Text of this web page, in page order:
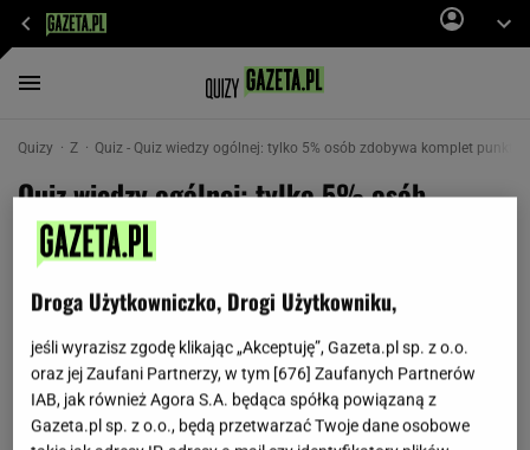
Quizy Z Quiz - Quiz wiedzy ogólnej: tylko 5% osób zdobywa komplet
Quiz wiedzy ogólnej: tylko 5% osób
zdobywa komplet punktów! Podejmiesz
wyzwanie?
Z pozoru proste pytania potrafią zaskoczyć nawet
mistrzów quizów. Geografia, historia, kultura:
sprawdź się i zobacz, czy potrafisz zdobyć komplet
punktów. My trzymamy kciuki za wysoki rezultat!
Droga Użytkowniczko, Drogi Użytkowniku,
jeśli wyrazisz zgodę klikając „Akceptuję”, Gazeta.pl sp. z o.o.
oraz jej Zaufani Partnerzy, w tym [676] Zaufanych Partnerów
IAB, jak również Agora S.A. będąca spółką powiązaną z
Gazeta.pl sp. z o.o., będą przetwarzać Twoje dane osobowe